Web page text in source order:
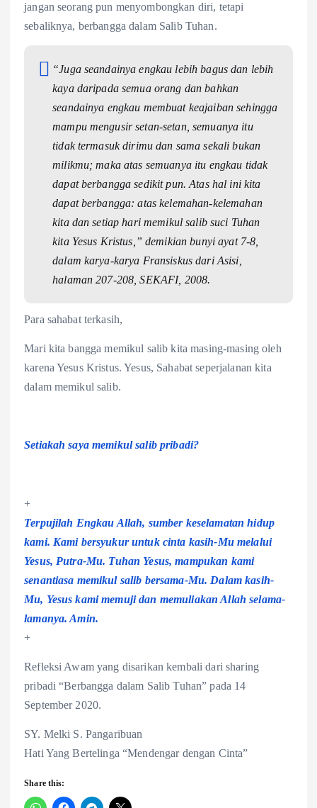
jangan seorang pun menyombongkan diri, tetapi
sebaliknya, berbangga dalam Salib Tuhan.
“Juga seandainya engkau lebih bagus dan lebih
kaya daripada semua orang dan bahkan
seandainya engkau membuat keajaiban sehingga
mampu mengusir setan-setan, semuanya itu
tidak termasuk dirimu dan sama sekali bukan
milikmu; maka atas semuanya itu engkau tidak
dapat berbangga sedikit pun. Atas hal ini kita
dapat berbangga: atas kelemahan-kelemahan
kita dan setiap hari memikul salib suci Tuhan
kita Yesus Kristus,” demikian bunyi ayat 7-8,
dalam karya-karya Fransiskus dari Asisi,
halaman 207-208, SEKAFI, 2008.
Para sahabat terkasih,
Mari kita bangga memikul salib kita masing-masing oleh
karena Yesus Kristus. Yesus, Sahabat seperjalanan kita
dalam memikul salib.
Setiakah saya memikul salib pribadi?
+
Terpujilah Engkau Allah, sumber keselamatan hidup
kami. Kami bersyukur untuk cinta kasih-Mu melalui
Yesus, Putra-Mu. Tuhan Yesus, mampukan kami
senantiasa memikul salib bersama-Mu. Dalam kasih-
Mu, Yesus kami memuji dan memuliakan Allah selama-
lamanya. Amin.
+
Refleksi Awam yang disarikan kembali dari sharing
pribadi “Berbangga dalam Salib Tuhan” pada 14
September 2020.
SY. Melki S. Pangaribuan
Hati Yang Bertelinga “Mendengar dengan Cinta”
Share this: